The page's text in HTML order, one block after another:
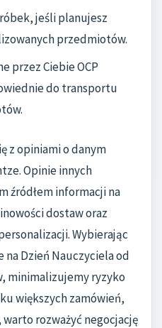
jeśli planujesz
przedmiotów.
przez Ciebie OCP
do transportu
z opiniami o danym
Opinie innych
źródłem informacji na
dostaw oraz
Wybierając
Dzień Nauczyciela od
minimalizujemy ryzyko
większych zamówień,
warto rozważyć negocjację